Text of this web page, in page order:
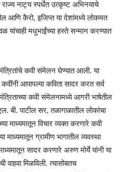
नाट्य स्पर्धेत उत्कृष्ट अभिनयाचे
आणि कैरो, इजिप्त या देशांमध्ये लोकमत
यांचाही मधुभाईंच्या हस्ते सन्मान करण्यात
कवी संमेलन घेण्यात आली. या
आपापल्या कविता सादर करत सर्व
कवी संमेलनामध्ये आगरी भाषेतील
बी. पाटील सर, तळागाळातील लोकांचा
विचार व्यक्त करणारे कवी
माध्यमातून ग्रामीण भागातील व्यवस्था
सादर करणारे अरुण मोर्ये यांनी या
वाहवा मिळविली. त्यासोबतच